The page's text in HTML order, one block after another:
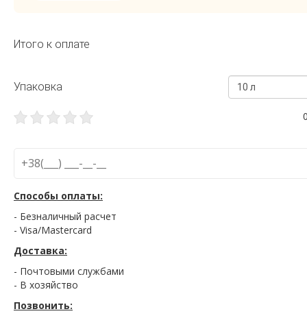
Итого к оплате
Упаковка 10 л
Способы оплаты:
- Безналичный расчет
- Visa/Mastercard
Доставка:
- Почтовыми службами
- В хозяйство
Позвонить: